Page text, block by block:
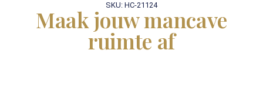
SKU: HC-21124
Maak jouw mancave
ruimte af